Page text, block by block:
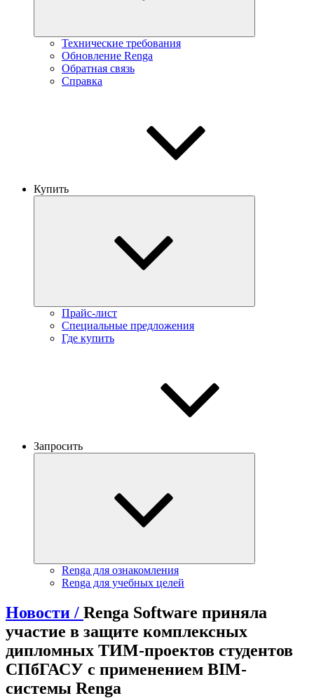
Технические требования
Обновление Renga
Обратная связь
Справка
Купить
Прайс-лист
Специальные предложения
Где купить
Запросить
Renga для ознакомления
Renga для учебных целей
Новости / Renga Software приняла
участие в защите комплексных
дипломных ТИМ-проектов студентов
СПбГАСУ с применением BIM-
системы Renga